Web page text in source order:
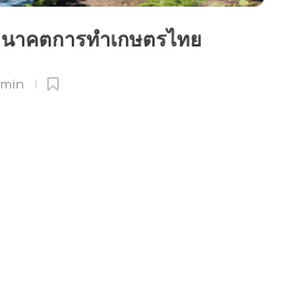
คตการทำเกษตรไทย
min